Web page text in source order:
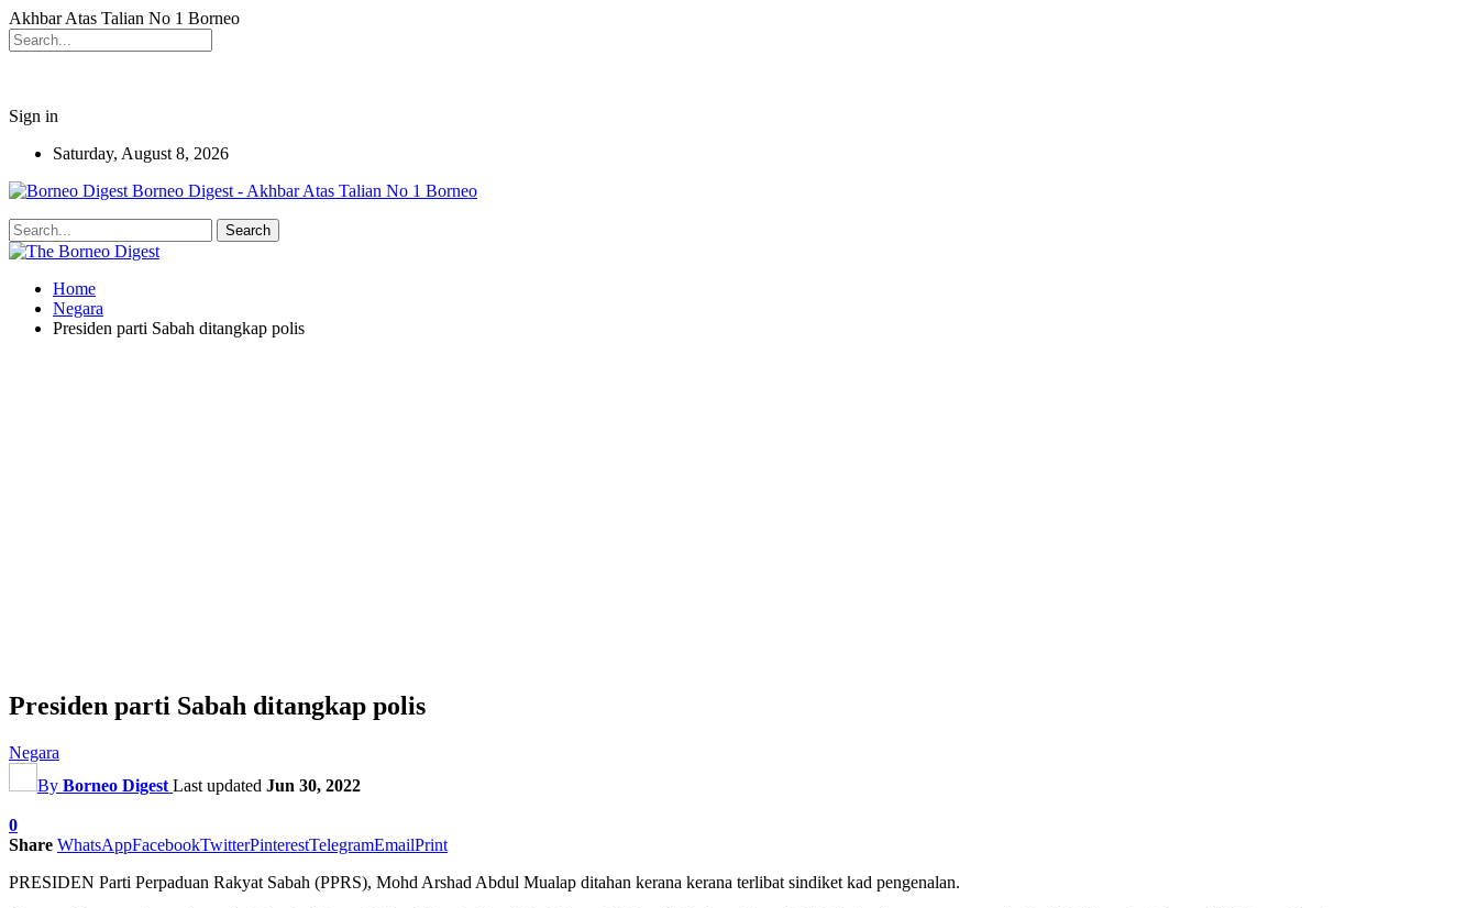
Akhbar Atas Talian No 1 Borneo
Sign in
Saturday, August 8, 2026
Borneo Digest - Akhbar Atas Talian No 1 Borneo
Home
Negara
Presiden parti Sabah ditangkap polis
Presiden parti Sabah ditangkap polis
Negara
By Borneo Digest Last updated Jun 30, 2022
0
Share WhatsAppFacebookTwitterPinterestTelegramEmailPrint
PRESIDEN Parti Perpaduan Rakyat Sabah (PPRS), Mohd Arshad Abdul Mualap ditahan kerana kerana terlibat sindiket kad pengenalan.